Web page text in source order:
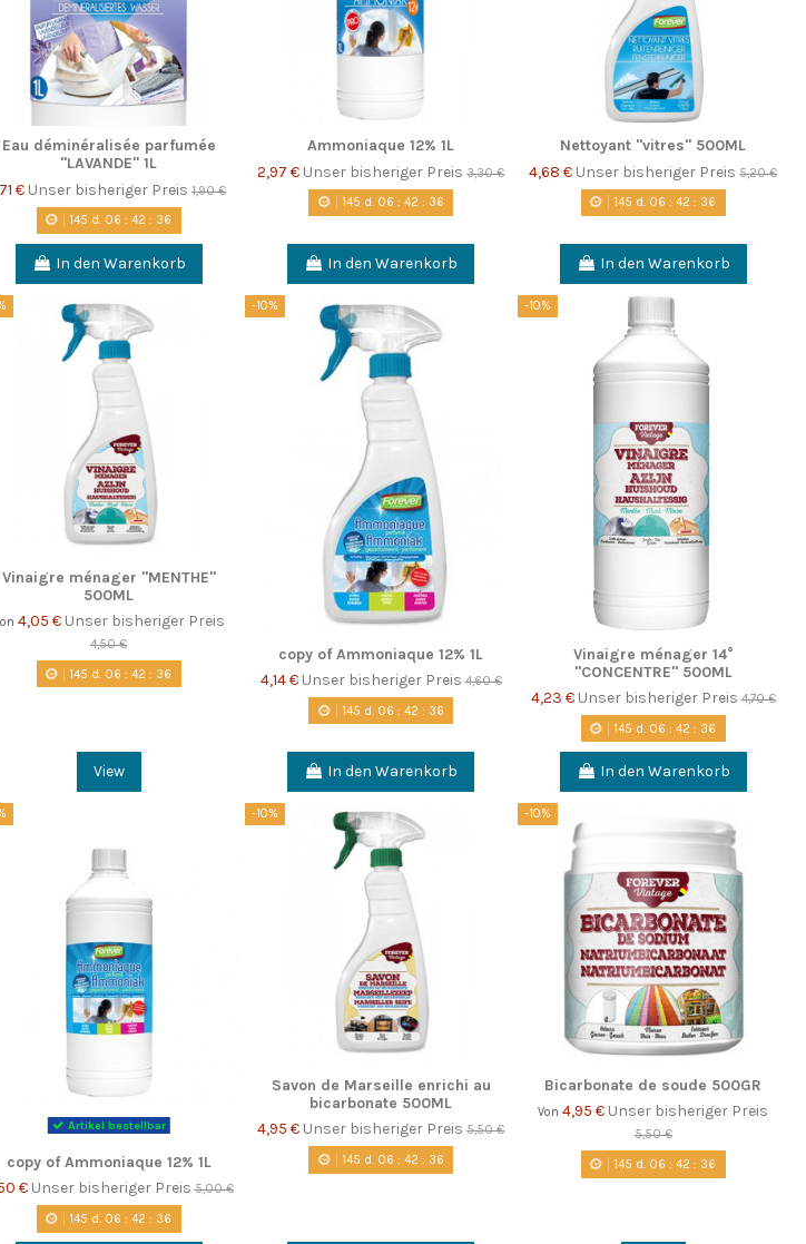
Eau déminéralisée parfumée
"LAVANDE" 1L
€ Unser bisheriger Preis1,90 €
145 d. 06 :42 : 35
In den Warenkorb
Ammoniaque 12% 1L
2,97 € Unser bisheriger Preis3,30 €
145 d. 06 : 42 : 35
In den Warenkorb
Nettoyant "vitres" 500ML
4,68 € Unser bisheriger Preis5,20 €
145 d. 06 :42 : 35
In den Warenkorb
Vinaigre ménager "MENTHE"
500ML
4,05 € Unser bisheriger Preis
4,50 €
145 d. 06 :42 : 35
View
-10%
copy of Ammoniaque 12% 1L
4,14 € Unser bisheriger Preis4,60 €
145 d. 06 : 42 : 35
In den Warenkorb
-10%
Vinaigre ménager 14°
"CONCENTRE" 500ML
4,23 € Unser bisheriger Preis4,70 €
145 d. 06 :42 : 35
In den Warenkorb
Artikel bestellbar
copy of Ammoniaque 12% 1L
€ Unser bisheriger Preis5,00 €
145 d. 06 :42 : 35
-10%
Savon de Marseille enrichi au
bicarbonate 500ML
4,95 € Unser bisheriger Preis5,50 €
145 d. 06 : 42 : 35
-10%
Bicarbonate de soude 500GR
Von4,95 € Unser bisheriger Preis
5,50 €
145 d. 06 :42 : 35